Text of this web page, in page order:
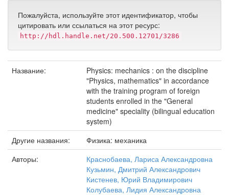
Пожалуйста, используйте этот идентификатор, чтобы
цитировать или ссылаться на этот ресурс:
http://hdl.handle.net/20.500.12701/3286
Название:
Physics: mechanics : on the discipline
"Physics, mathematics" in accordance
with the training program of foreign
students enrolled in the "General
medicine" speciality (bilingual education
system)
Другие названия:
Физика: механика
Авторы:
Краснобаева, Лариса Александровна
Кузьмин, Дмитрий Александрович
Кистенев, Юрий Владимирович
Колубаева, Лидия Александровна